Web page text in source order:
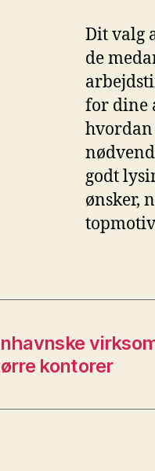
Dit valg
de
for dine
hvordan
godt
ønsker,
kontorer